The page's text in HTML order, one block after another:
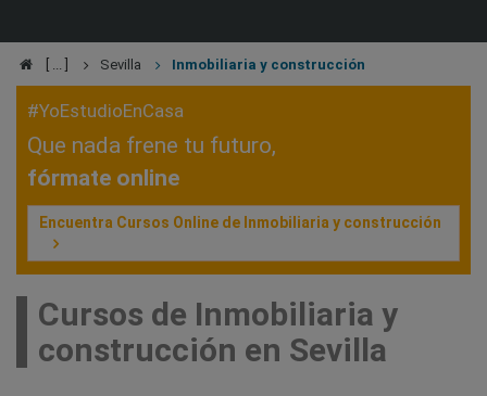
Sevilla Inmobiliaria y construcción
#YoEstudioEnCasa
Que nada frene tu futuro,
fórmate online
Encuentra Cursos Online de Inmobiliaria y construcción
Cursos de Inmobiliaria y
construcción en Sevilla